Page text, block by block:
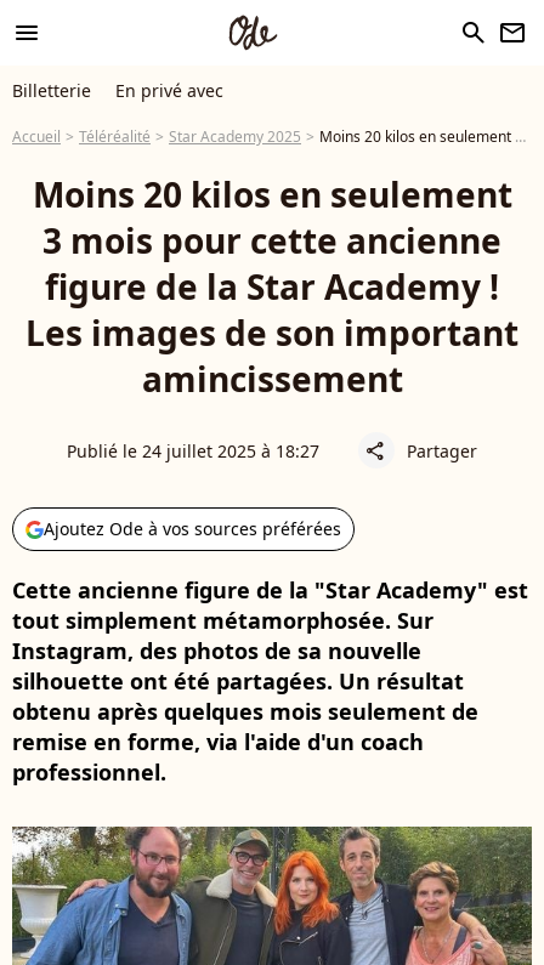
menu search newsletter
Billetterie En privé avec
Accueil Téléréalité Star Academy 2025 Moins 20 kilos en seulement 3 mois pour cette ancienne figure de la Star Academy ! Les images de son important amincissement
Moins 20 kilos en seulement
3 mois pour cette ancienne
figure de la Star Academy !
Les images de son important
amincissement
Publié le 24 juillet 2025 à 18:27 share Partager
Ajoutez Ode à vos sources préférées
Cette ancienne figure de la "Star Academy" est
tout simplement métamorphosée. Sur
Instagram, des photos de sa nouvelle
silhouette ont été partagées. Un résultat
obtenu après quelques mois seulement de
remise en forme, via l'aide d'un coach
professionnel.